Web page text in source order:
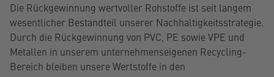
Die Rückgewinnung wertvoller Rohstoffe ist seit langem
wesentlicher Bestandteil unserer Nachhaltigkeitsstrategie.
Durch die Rückgewinnung von PVC, PE sowie VPE und
Metallen in unserem unternehmenseigenen Recycling-
Bereich bleiben unsere Wertstoffe in den